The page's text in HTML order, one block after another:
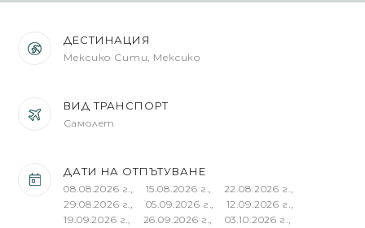
ДЕСТИНАЦИЯ
Мексико Сити, Мексико
ВИД ТРАНСПОРТ
Самолет
ДАТИ НА ОТПЪТУВАНЕ
08.08.2026 г., 15.08.2026 г., 22.08.2026 г.,
29.08.2026 г., 05.09.2026 г., 12.09.2026 г.,
19.09.2026 г., 26.09.2026 г., 03.10.2026 г.,